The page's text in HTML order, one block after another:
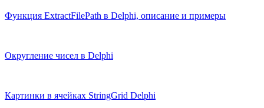
Функция ExtractFilePath в Delphi, описание и примеры
Округление чисел в Delphi
Картинки в ячейках StringGrid Delphi